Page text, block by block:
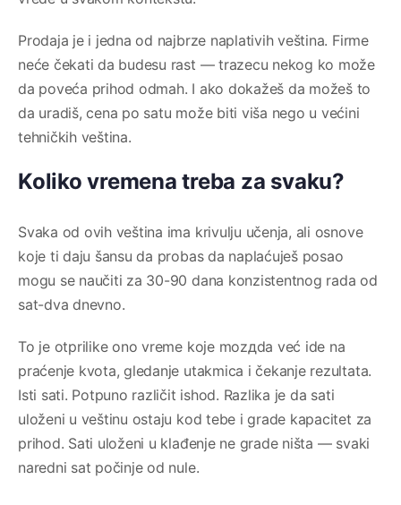
Prodaja je i jedna od najbrze naplativih veština. Firme
neće čekati da budesu rast — trazecu nekog ko može
da poveća prihod odmah. I ako dokažeš da možeš to
da uradiš, cena po satu može biti viša nego u većini
tehničkih veština.
Koliko vremena treba za svaku?
Svaka od ovih veština ima krivulju učenja, ali osnove
koje ti daju šansu da probas da naplaćuješ posao
mogu se naučiti za 30-90 dana konzistentnog rada od
sat-dva dnevno.
To je otprilike ono vreme koje mozдda već ide na
praćenje kvota, gledanje utakmica i čekanje rezultata.
Isti sati. Potpuno različit ishod. Razlika je da sati
uloženi u veštinu ostaju kod tebe i grade kapacitet za
prihod. Sati uloženi u klađenje ne grade ništa — svaki
naredni sat počinje od nule.